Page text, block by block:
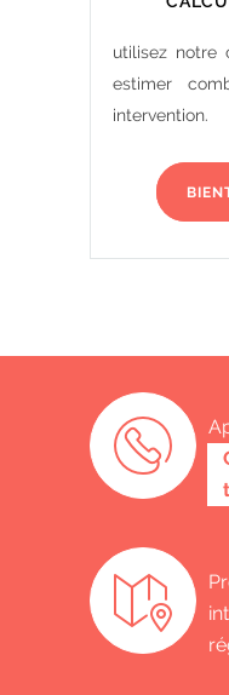
utilisez notre
estimer
intervention.